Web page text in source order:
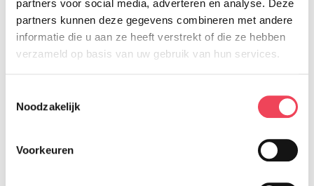
partners voor social media, adverteren en analyse. Deze
partners kunnen deze gegevens combineren met andere
informatie die u aan ze heeft verstrekt of die ze hebben
verzameld op basis van uw gebruik van hun services.
Noodzakelijk
Voorkeuren